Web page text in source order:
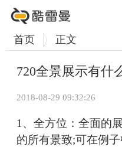
首页 正文
720全景展示有什
2018-08-29 09:32:26
1、全方位：全面的
的所有景致;可在例